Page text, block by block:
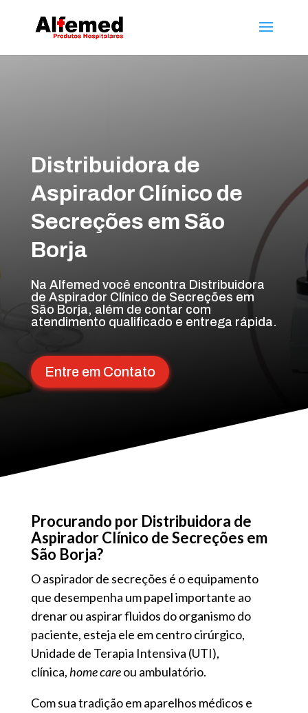
Distribuidora de
Aspirador Clínico de
Secreções em São
Borja
Na Alfemed você encontra Distribuidora
de Aspirador Clínico de Secreções em
São Borja, além de contar com
atendimento qualificado e entrega rápida.
Entre em Contato
Procurando por Distribuidora de
Aspirador Clínico de Secreções em
São Borja?
O aspirador de secreções é o equipamento
que desempenha um papel importante ao
drenar ou aspirar fluidos do organismo do
paciente, esteja ele em centro cirúrgico,
Unidade de Terapia Intensiva (UTI),
clínica,home careou ambulatório.
Com sua tradição em aparelhos médicos e